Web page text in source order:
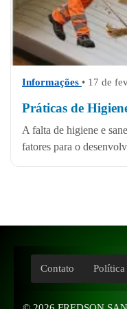
Informações • 17 de
Práticas de
A falta de higiene e
fatores para o
Contato Política